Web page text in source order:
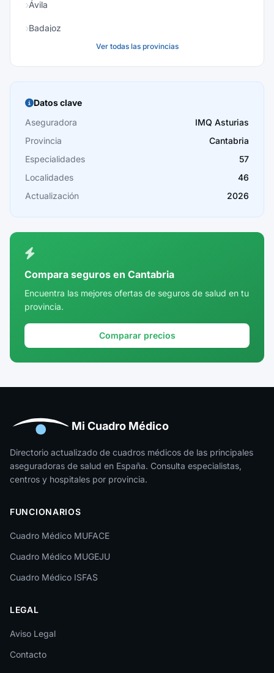
Ávila
Badajoz
Burgos
Cáceres
Cádiz
Cantabria
Castellón
Córdoba
Cuenca
Girona
Huesca
Jaén
La Rioja
León
Lleida
Lugo
Málaga
Melilla
Murcia
Ver todas las provincias
Datos clave
Aseguradora
IMQ Asturias
Provincia
Cantabria
Especialidades
57
Localidades
46
Actualización
2026
Compara seguros en Cantabria
Encuentra las mejores ofertas de seguros de salud en tu
provincia.
Comparar precios
Mi Cuadro Médico
Directorio actualizado de cuadros médicos de las principales
aseguradoras de salud en España. Consulta especialistas,
centros y hospitales por provincia.
FUNCIONARIOS
Cuadro Médico MUFACE
Cuadro Médico MUGEJU
Cuadro Médico ISFAS
LEGAL
Aviso Legal
Contacto